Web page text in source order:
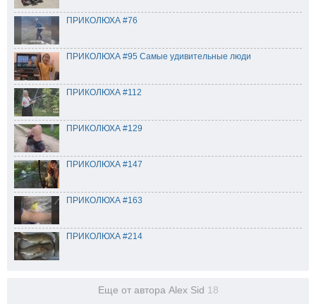
ПРИКОЛЮХА #76
ПРИКОЛЮХА #95 Самые удивительные люди
ПРИКОЛЮХА #112
ПРИКОЛЮХА #129
ПРИКОЛЮХА #147
ПРИКОЛЮХА #163
ПРИКОЛЮХА #214
Еще от автора Alex Sid 18